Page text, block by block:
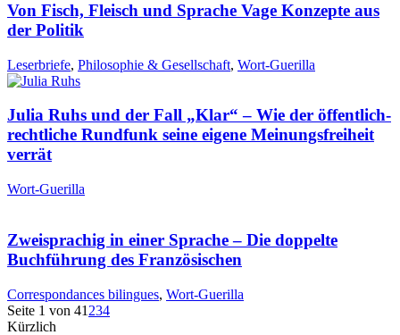
Von Fisch, Fleisch und Sprache Vage Konzepte aus
der Politik
Leserbriefe, Philosophie & Gesellschaft, Wort-Guerilla
Julia Ruhs und der Fall „Klar“ – Wie der öffentlich-
rechtliche Rundfunk seine eigene Meinungsfreiheit
verrät
Wort-Guerilla
Zweisprachig in einer Sprache – Die doppelte
Buchführung des Französischen
Correspondances bilingues, Wort-Guerilla
Seite 1 von 41 234
Kürzlich